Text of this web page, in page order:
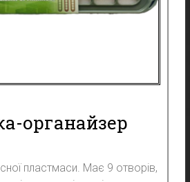
органайзер
пластмаси. Має 9 отворів,